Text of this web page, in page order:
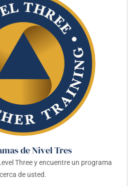
de Nivel Tres
Three y encuentre un programa
cerca de usted.